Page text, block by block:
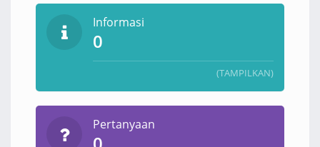
Informasi
0
(TAMPILKAN)
Pertanyaan